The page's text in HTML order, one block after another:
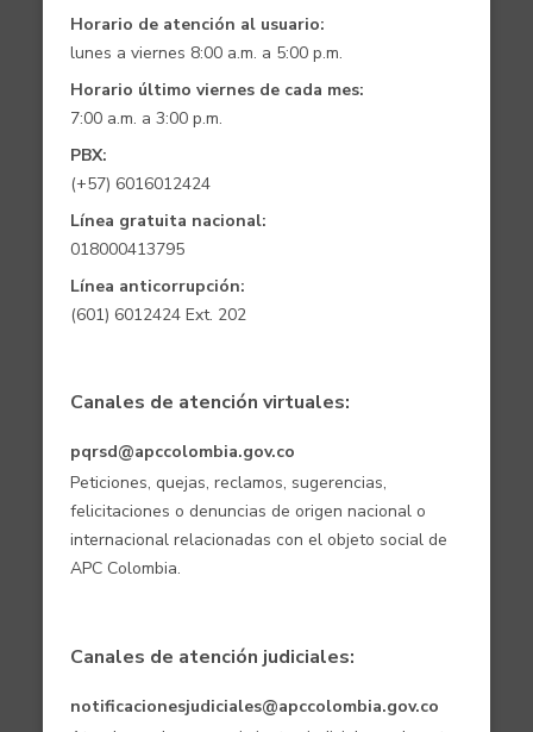
Horario de atención al usuario:
lunes a viernes 8:00 a.m. a 5:00 p.m.
Horario último viernes de cada mes:
7:00 a.m. a 3:00 p.m.
PBX:
(+57) 6016012424
Línea gratuita nacional:
018000413795
Línea anticorrupción:
(601) 6012424 Ext. 202
Canales de atención virtuales:
pqrsd@apccolombia.gov.co
Peticiones, quejas, reclamos, sugerencias,
felicitaciones o denuncias de origen nacional o
internacional relacionadas con el objeto social de
APC Colombia.
Canales de atención judiciales:
notificacionesjudiciales@apccolombia.gov.co